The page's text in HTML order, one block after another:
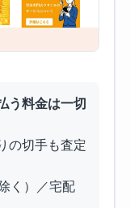
う料金は一切
の切手も査定
く）／宅配